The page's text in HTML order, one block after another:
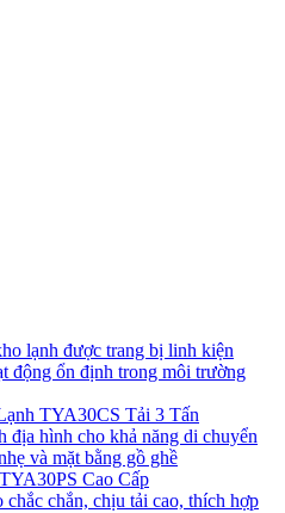
TYA30CS Tải 3 Tấn
Cao Cấp